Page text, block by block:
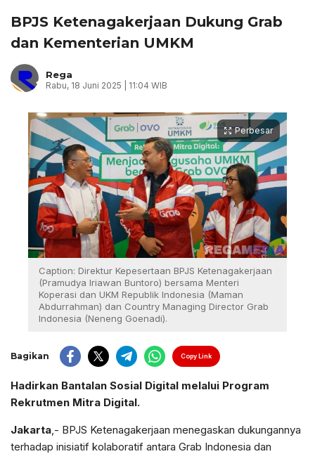
BPJS Ketenagakerjaan Dukung Grab
dan Kementerian UMKM
Rega
Rabu, 18 Juni 2025 | 11:04 WIB
Perbesar
Caption: Direktur Kepesertaan BPJS Ketenagakerjaan
(Pramudya Iriawan Buntoro) bersama Menteri
Koperasi dan UKM Republik Indonesia (Maman
Abdurrahman) dan Country Managing Director Grab
Indonesia (Neneng Goenadi).
Bagikan Copy Link
Hadirkan Bantalan Sosial Digital melalui Program
Rekrutmen Mitra Digital.
Jakarta ,- BPJS Ketenagakerjaan menegaskan dukungannya
terhadap inisiatif kolaboratif antara Grab Indonesia dan